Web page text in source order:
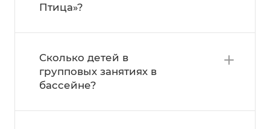
Птица»?
Сколько детей в
групповых занятиях в
бассейне?